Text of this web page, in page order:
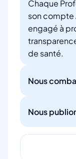
Chaque
son compte
engagé à
de santé.
Nous
Nous